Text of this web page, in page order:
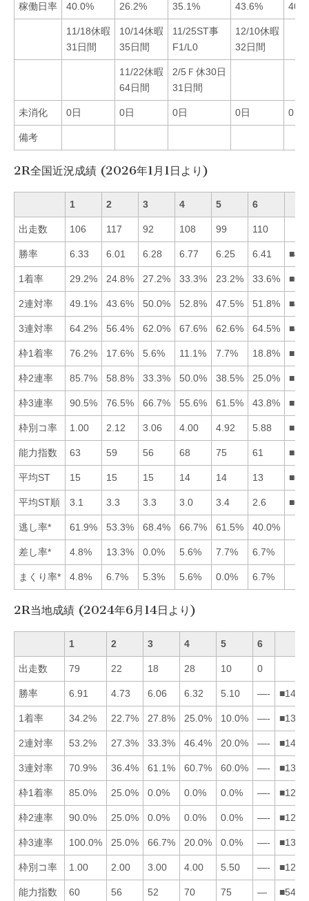
稼働日率 40.0% 26.2% 35.1% 43.6%
11/18休暇
31日間
10/14休暇
35日間
11/25ST事
F1/L0
12/10休暇
32日間
11/22休暇
64日間
2/5Ｆ休30日
31日間
未消化 0日 0日 0日 0日 0日
備考
2R全国近況成績 (2026年1月1日より)
1 2 3 4 5 6
出走数 106 117 92 108 99 110
勝率 6.33 6.01 6.28 6.77 6.25 6.41
1着率 29.2% 24.8% 27.2% 33.3% 23.2% 33.6%
2連対率 49.1% 43.6% 50.0% 52.8% 47.5% 51.8%
3連対率 64.2% 56.4% 62.0% 67.6% 62.6% 64.5%
枠1着率 76.2% 17.6% 5.6% 11.1% 7.7% 18.8%
枠2連率 85.7% 58.8% 33.3% 50.0% 38.5% 25.0%
枠3連率 90.5% 76.5% 66.7% 55.6% 61.5% 43.8%
枠別コ率 1.00 2.12 3.06 4.00 4.92 5.88
能力指数 63 59 56 68 75 61
平均ST 15 15 15 14 14 13
平均ST順 3.1 3.3 3.3 3.0 3.4 2.6
逃し率* 61.9% 53.3% 68.4% 66.7% 61.5% 40.0%
差し率* 4.8% 13.3% 0.0% 5.6% 7.7% 6.7%
まくり率* 4.8% 6.7% 5.3% 5.6% 0.0% 6.7%
2R当地成績 (2024年6月14日より)
1 2 3 4 5 6
出走数 79 22 18 28 10 0
勝率 6.91 4.73 6.06 6.32 5.10 —-
1着率 34.2% 22.7% 27.8% 25.0% 10.0% —-
2連対率 53.2% 27.3% 33.3% 46.4% 20.0% —-
3連対率 70.9% 36.4% 61.1% 60.7% 60.0% —-
枠1着率 85.0% 25.0% 0.0% 0.0% 0.0% —-
枠2連率 90.0% 25.0% 0.0% 0.0% 0.0% —-
枠3連率 100.0% 25.0% 66.7% 20.0% 0.0% —-
枠別コ率 1.00 2.00 3.00 4.00 5.50 —-
能力指数 60 56 52 70 75 —